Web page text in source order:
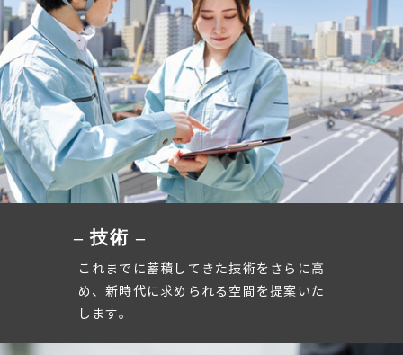
– 技術 –
これまでに蓄積してきた技術をさらに高
め、新時代に求められる空間を提案いた
します。